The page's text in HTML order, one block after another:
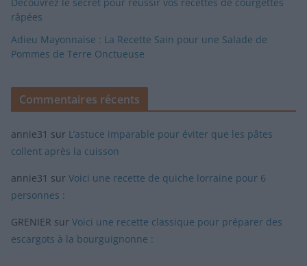
Découvrez le secret pour réussir vos recettes de courgettes
râpées
Adieu Mayonnaise : La Recette Sain pour une Salade de
Pommes de Terre Onctueuse
Commentaires récents
annie31 sur L’astuce imparable pour éviter que les pâtes
collent après la cuisson
annie31 sur Voici une recette de quiche lorraine pour 6
personnes :
GRENIER sur Voici une recette classique pour préparer des
escargots à la bourguignonne :